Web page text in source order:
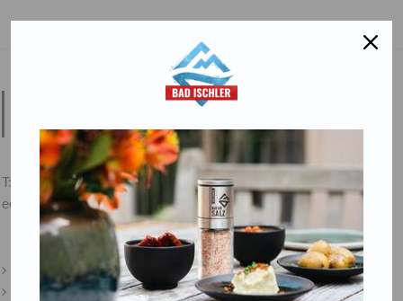
Salinen Austria Aktiengesellschaft
4802 Ebensee am Traunsee,AUSTRIA
T:
+43 676 87812208
ecommerce@salinen.com
Kontakt
Downloads